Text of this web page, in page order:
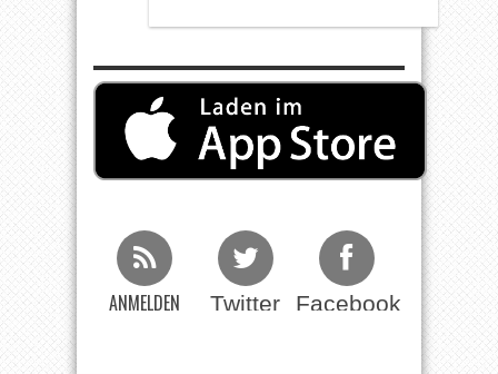
ANMELDEN Twitter Facebook